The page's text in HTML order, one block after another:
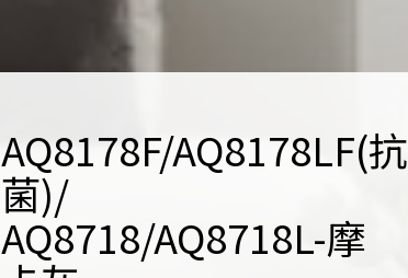
AQ8178F/AQ8178LF(抗
菌)/
AQ8718/AQ8718L-摩